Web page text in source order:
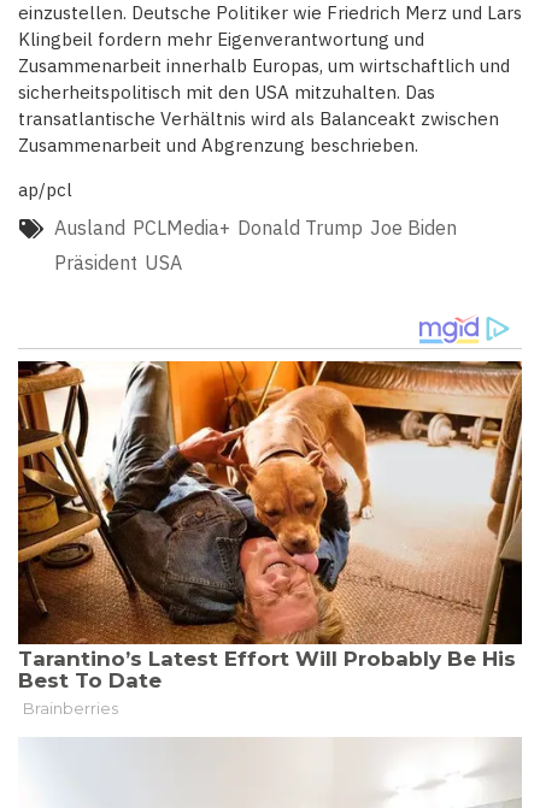
einzustellen. Deutsche Politiker wie Friedrich Merz und Lars
Klingbeil fordern mehr Eigenverantwortung und
Zusammenarbeit innerhalb Europas, um wirtschaftlich und
sicherheitspolitisch mit den USA mitzuhalten. Das
transatlantische Verhältnis wird als Balanceakt zwischen
Zusammenarbeit und Abgrenzung beschrieben.
ap/pcl
Ausland PCLMedia+ Donald Trump Joe Biden
Präsident USA